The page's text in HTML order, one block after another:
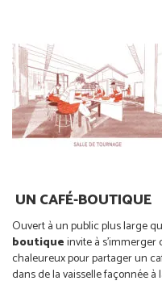
UN CAFÉ-BOUTIQUE
Ouvert à un public plus large
boutiqueinvite à s’immerger
chaleureux pour partager un
dans de la vaisselle façonnée à